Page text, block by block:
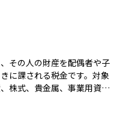
し、税負担を軽減できま
その人の財産を配偶者や子
に課される税金です。対象
株式、貴金属、事業用資産